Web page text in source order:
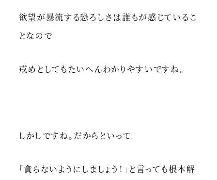
欲望が暴流する恐ろしさは誰もが感じているこ
となので
戒めとしてもたいへんわかりやすいですね。
しかしですね。だからといって
「貪らないようにしましょう！」と言っても根本解